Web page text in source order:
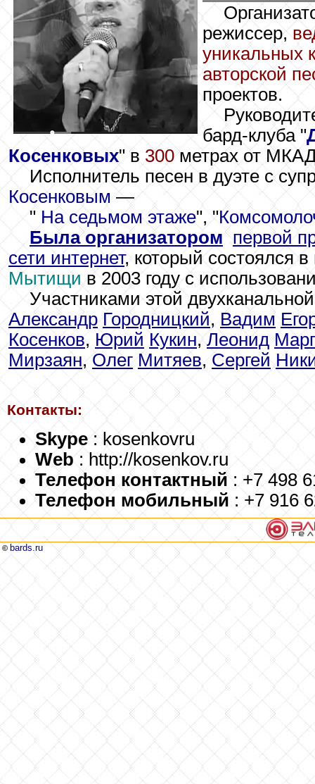
режиссер,
уникальных
авторской
проектов.
бард-клуба "
Косенковых" в 300метрах от
Исполнитель песен в дуэте с
Косенковым —
" На седьмом этаже", "
Была организатором .первой
сети интернет, который состоялся
Мытищи в 2003 году с
Участниками этой
Александр Городницкий, Вадим
Косенков, Юрий Кукин, Леонид
Мирзаян, Олег Митяев, Сергей
Контакты:
Skype : kosenkovru
Web : http://kosenkov.ru
Телефон контактный: +7 498
Телефон мобильный : +7 916
© bards.ru